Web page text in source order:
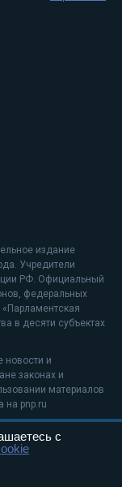
издание
Учредители
РФ. Официальный
федеральных
в десяти субъектах
новости и
законах и
материалов
на pnp.ru
с